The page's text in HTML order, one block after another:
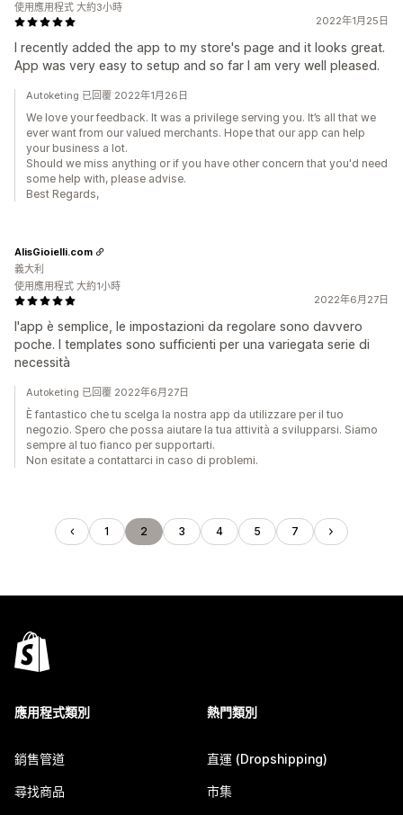
2022年1月25日
I recently added the app to my store's page and it looks great.
App was very easy to setup and so far I am very well pleased.
使用應用程式 大約3小時
Autoketing 已回覆 2022年1月26日
We love your feedback. It was a privilege serving you. It’s all that we
ever want from our valued merchants. Hope that our app can help
your business a lot.
Should we miss anything or if you have other concern that you'd need
some help with, please advise.
Best Regards,
2022年6月27日
l'app è semplice, le impostazioni da regolare sono davvero
poche. I templates sono sufficienti per una variegata serie di
necessità
AlisGioielli.com
義大利
使用應用程式 大約1小時
Autoketing 已回覆 2022年6月27日
È fantastico che tu scelga la nostra app da utilizzare per il tuo
negozio. Spero che possa aiutare la tua attività a svilupparsi. Siamo
sempre al tuo fianco per supportarti.
Non esitate a contattarci in caso di problemi.
1 2 3 4 5 7
應用程式類別
銷售管道
尋找商品
熱門類別
直運 (Dropshipping)
市集